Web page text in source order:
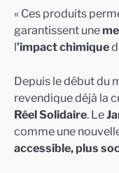
« Ces produits
garantissent une
l’impact chimique
Depuis le début du
revendique déjà la
Réel Solidaire. Le
comme une
accessible, plus